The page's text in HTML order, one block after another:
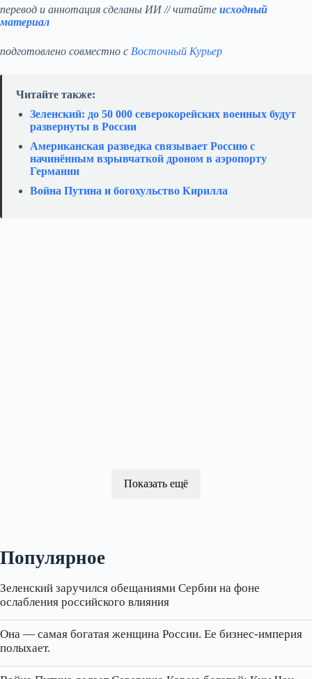
перевод и аннотация сделаны ИИ // читайте исходный
материал
подготовлено совместно с Восточный Курьер
Читайте также:
Зеленский: до 50 000 северокорейских военных будут
развернуты в России
Американская разведка связывает Россию с
начинённым взрывчаткой дроном в аэропорту
Германии
Война Путина и богохульство Кирилла
Показать ещё
Популярное
Зеленский заручился обещаниями Сербии на фоне
ослабления российского влияния
Она — самая богатая женщина России. Ее бизнес‑империя
полыхает.